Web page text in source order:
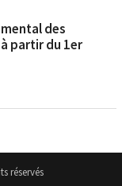
des
partir du 1er
réservés